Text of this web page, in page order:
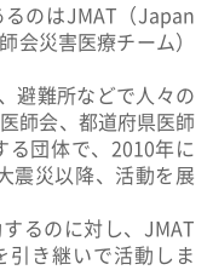
るのは
JMAT（Japan
会災害医療チーム）
避難所などで人々の
師会、都道府県医師
る団体で、2010年に
震災以降、活動を展
るのに対し、JMAT
引き継いで活動しま